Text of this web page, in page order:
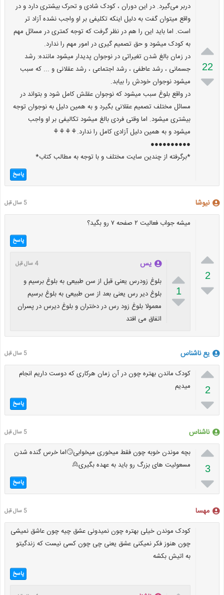

22

دربر می‌گیرد. در این دوران ، کودک شادی و تحرک بیشتری دارد و در
واقع میتوان گفت به دلیل اینکه تکلیفی بر او واجب نشده آزاد تر
است. اما باید این را هم در نظر گرفت که توجه کمتری در مسائل مهم
به کودک میشود و حق تصمیم گیری در امور مهم را ندارد.
در زمان بالغ شدن تغیراتی در نوجوان پدیدار میشود ماننده: رشد
جسمانی ، رشد عاطفی ، رشد اجتماعی ، رشد عقلانی و ... که سبب
میشود نوجوان خودش را بیابد.
در واقع بلوغ سبب میشود که نوجوان عقلش کامل شود و بتواند در
مسائل مختلف تصمیم عقلانی بگیرد و به همین دلیل به نوجوان توجه
بیشتری میشود. اما وقتی فردی بالغ میشود تکالیفی بر او واجب
میشود و به همین دلیل آزادی کامل را ندارد.⚘⚘⚘⚘
●●●●●●●●●●
*برگرفته از چندین سایت مختلف و با توجه به مطالب کتاب*
پاسخ
نیوشا 5 سال قبل

2

میشه جواب فعالیت ۲ صفحه ۷ رو بگید؟
پاسخ

1

یس 4 سال قبل
بلوغ زودرس یعنی قبل از سن طبیعی به بلوغ برسیم و
بلوغ دیر رس یعنی بعد از سن طبیعی به بلوغ برسیم
معمولا بلوغ زود رس در دختران و بلوغ دیرس در پسران
اتفاق می افتد
یع ناشناس 5 سال قبل

2

کودک ماندن بهتره چون در آن زمان هرکاری که دوست داریم انجام
میدیم
پاسخ
ناشناس 5 سال قبل

3

بچه موندن خوبه چون فقط میخوری میخوابی🙄اما خرس گنده شدن
مسعولیت های بزرگ رو باید به عهده بگیری🙎
پاسخ
مهسا 5 سال قبل
کودک موندن خیلی بهتره چون نمیدونی عشق چیه چون عاشق نمیشی
چون هنوز فکر نمیکنی عشق یعنی چی چون کسی نیست که زندگیتو
به اتیش بکشه
پاسخ